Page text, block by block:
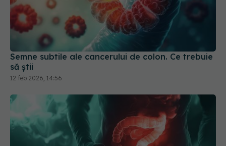
Semne subtile ale cancerului de colon. Ce trebuie
să știi
12 feb 2026, 14:56